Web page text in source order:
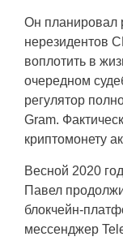
Он планировал
нерезидентов
воплотить в
очередном
регулятор
Gram.
криптомонету
Весной 2020
Павел
блокчейн-
мессенджер